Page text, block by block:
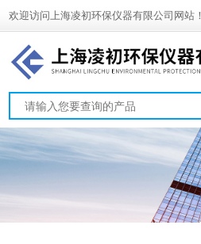
欢迎访问上海凌初环保仪器有限公司网站！